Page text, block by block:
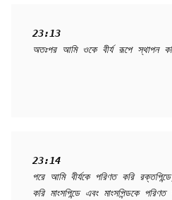
23:13
অতঃপর আমি ওকে বীর্য রূপে স্থাপন
23:14
পরে আমি বীর্যকে পরিণত করি
করি মাংসপিন্ডে এবং মাংসপিন্ডকে